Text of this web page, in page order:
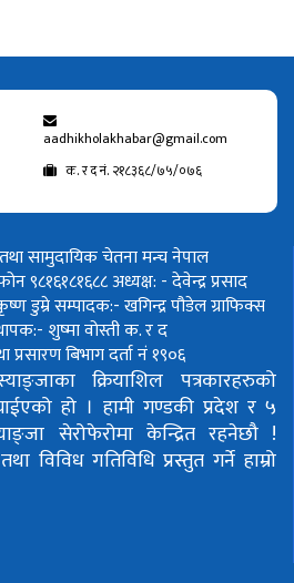
aadhikholakhabar@gmail.com
क. र द नं. २१८३६८/७५/०७६
सामुदायिक चेतना मन्च नेपाल
९८१६१८१६८८अध्यक्ष: - देवेन्द्र प्रसाद
डुम्रेसम्पादक:- खगिन्द्र पौडेलग्राफिक्स
शुष्मा वोस्तीक. र द
प्रसारण बिभाग दर्ता नं १९०६
क्रियाशिल पत्रकारहरुको
हो । हामी गण्डकी प्रदेश र ५
सेरोफेरोमा केन्द्रित रहनेछौ !
विविध गतिविधि प्रस्तुत गर्ने हाम्रो